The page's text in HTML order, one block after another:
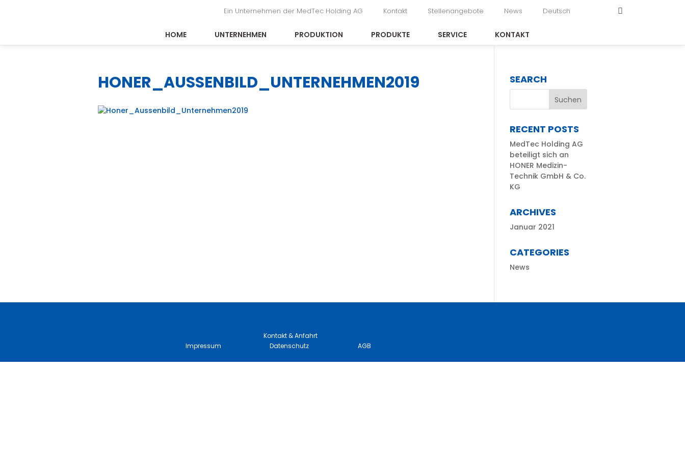
Ein Unternehmen der MedTec Holding AG Kontakt Stellenangebote News Deutsch
HOME UNTERNEHMEN PRODUKTION PRODUKTE SERVICE KONTAKT
HONER_AUSSENBILD_UNTERNEHMEN2019 SEARCH
RECENT POSTS
MedTec Holding AG
beteiligt sich an
HONER Medizin-
Technik GmbH & Co.
KG
ARCHIVES
Januar 2021
CATEGORIES
News
Kontakt & Anfahrt
Impressum
Datenschutz AGB